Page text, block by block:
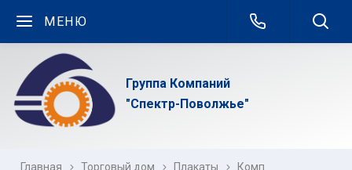
МЕНЮ
Группа Компаний
"Спектр-Поволжье"
Главная Торговый дом Плакаты Комплекты плакатов